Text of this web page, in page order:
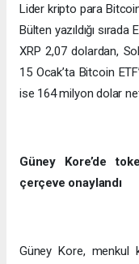
Lider kripto para
Bülten yazıldığı
XRP 2,07 dolardan,
15 Ocak’ta Bitcoin
ise 164 milyon dolar
Güney Kore’de
çerçeve onaylandı
Güney Kore, menkul